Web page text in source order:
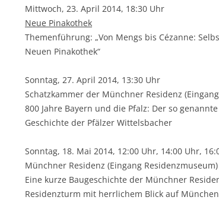
Mittwoch, 23. April 2014, 18:30 Uhr
Neue Pinakothek
Themenführung: „Von Mengs bis Cézanne:
Neuen Pinakothek“
Sonntag, 27. April 2014, 13:30 Uhr
Schatzkammer der Münchner Residenz
800 Jahre Bayern und die Pfalz: Der so
Geschichte der Pfälzer Wittelsbacher
Sonntag, 18. Mai 2014, 12:00 Uhr, 14:00 Uhr,
Münchner Residenz (Eingang Residenzmuseum)
Eine kurze Baugeschichte der Münchner
Residenzturm mit herrlichem Blick auf